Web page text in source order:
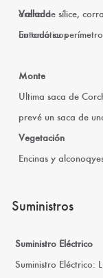
arena de sílice,
automáticos
Vallada
En todo su perí­metro
Monte
Ultima saca de
prevé un saca de
Vegetación
Encinas y
Suministros
Suministro Eléctrico
Suministro Eléctrico: